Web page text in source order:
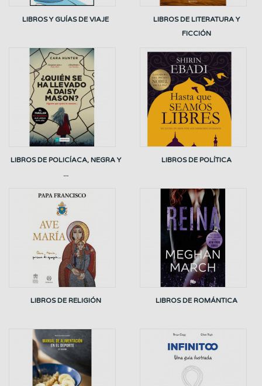
LIBROS Y GUÍAS DE VIAJE
LIBROS DE LITERATURA Y
FICCIÓN
LIBROS DE POLICÍACA, NEGRA Y
...
LIBROS DE POLÍTICA
LIBROS DE RELIGIÓN LIBROS DE ROMÁNTICA